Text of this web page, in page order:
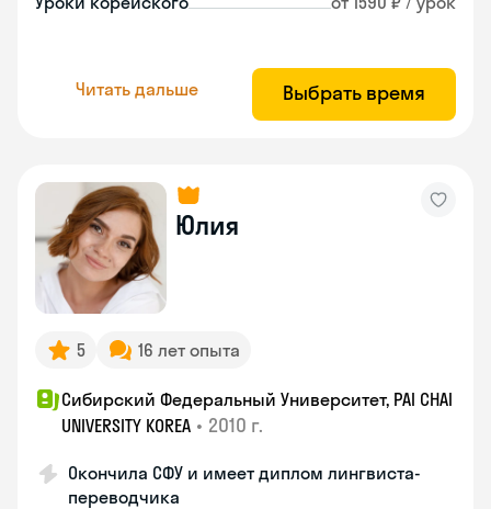
Читать дальше Выбрать время
Юлия
5 16 лет опыта
Сибирский Федеральный Университет, PAI CHAI
UNIVERSITY KOREA • 2010 г.
Окончила СФУ и имеет диплом лингвиста-
переводчика